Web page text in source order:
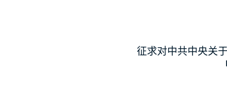
征求对中共中央关